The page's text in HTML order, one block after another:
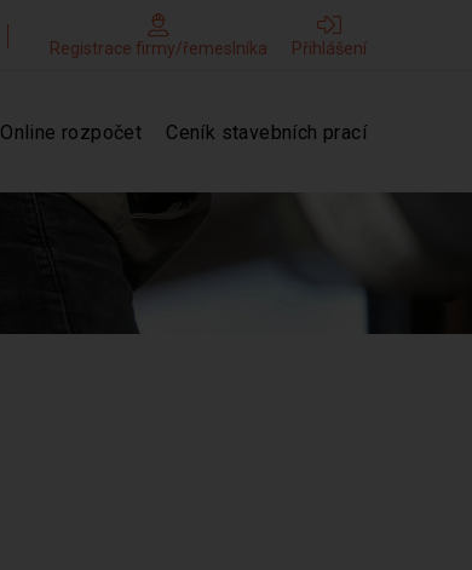
Registrace firmy/řemeslníka Přihlášení
Online rozpočet Ceník stavebních prací